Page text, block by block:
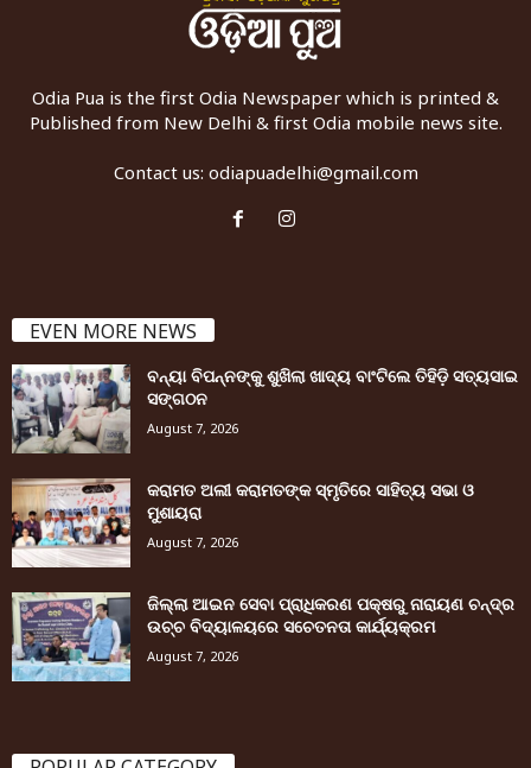
Odia Pua is the first Odia Newspaper which is printed &
Published from New Delhi & first Odia mobile news site.
Contact us: odiapuadelhi@gmail.com
EVEN MORE NEWS
ବନ୍ୟା ବିପନ୍ନଙ୍କୁ ଶୁଖିଲା ଖାଦ୍ୟ ବାଂଟିଲେ ତିହିଡି଼ ସତ୍ୟସାଇ
ସଙ୍ଗଠନ
August 7, 2026
କରାମତ ଅଲୀ କରାମତଙ୍କ ସ୍ମୃତିରେ ସାହିତ୍ୟ ସଭା ଓ
ମୁଶାୟରା
August 7, 2026
ଜିଲ୍ଲା ଆଇନ ସେବା ପ୍ରାଧିକରଣ ପକ୍ଷରୁ ନାରାୟଣ ଚନ୍ଦ୍ର
ଉଚ୍ଚ ବିଦ୍ୟାଳୟରେ ସଚେତନତା କାର୍ଯ୍ୟକ୍ରମ
August 7, 2026